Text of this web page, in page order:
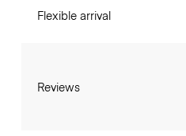
Flexible arrival
Reviews